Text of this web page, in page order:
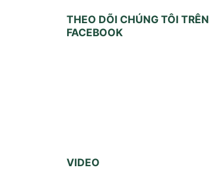
THEO DÕI CHÚNG TÔI TRÊN
FACEBOOK
VIDEO